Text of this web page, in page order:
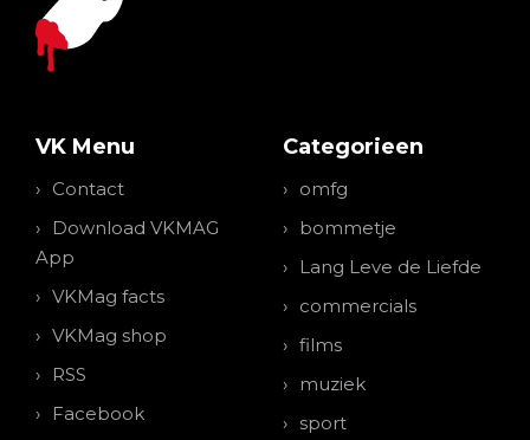
VK Menu
Contact
Download VKMAG
App
VKMag facts
VKMag shop
RSS
Facebook
Categorieen
omfg
bommetje
Lang Leve de Liefde
commercials
films
muziek
sport